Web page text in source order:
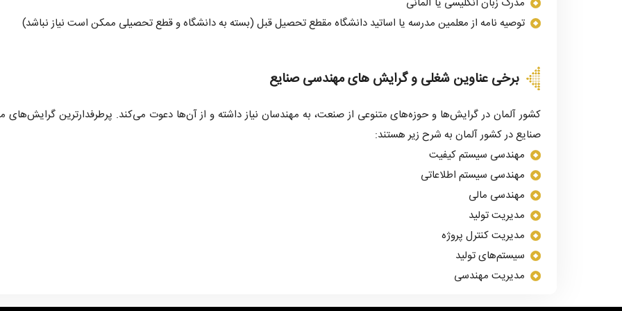
توصیه نامه از معلمین مدرسه یا اساتید دانشگاه مقطع تحصیل قبل (بسته به دانشگاه و قطع تحصیلی ممکن است نیاز نباشد)
برخی عناوین شغلی و گرایش های مهندسی صنایع
کشور آلمان در گرایش‌ها و حوزه‌های متنوعی از صنعت، به مهندسان نیاز داشته و از آن‌ها دعوت می‌کند. پرطرفدارترین گرایش‌های
صنایع در کشور آلمان به شرح زیر هستند:
مهندسی سیستم کیفیت
مهندسی سیستم اطلاعاتی
مهندسی مالی
مدیریت تولید
مدیریت کنترل پروژه
سیستم‌های تولید
مدیریت مهندسی